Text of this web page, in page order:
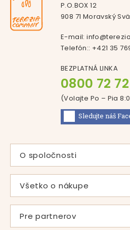
P.O.BOX 12
908 71 Moravský
E-mail:
Telefón:: +421 35
BEZPLATNÁ LINKA
0800 72
(Volajte Po – Pia
Sledujte náš
O spoločnosti
Príbeh pani Svátovej
Vlastná výroba
Produkty
Všetko o nákupe
Časté otázky
Doprava a platba
Pre partnerov
Veľkoobchodná spolupráca